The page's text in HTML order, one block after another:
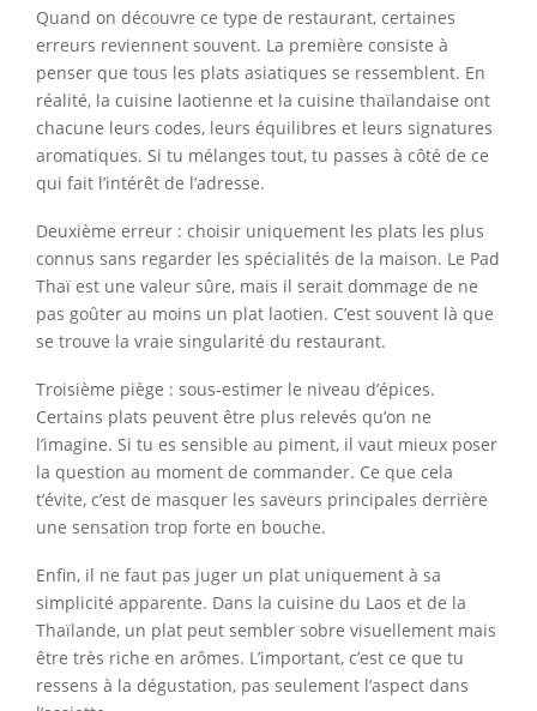
Quand on découvre ce type de restaurant, certaines
erreurs reviennent souvent. La première consiste à
penser que tous les plats asiatiques se ressemblent. En
réalité, la cuisine laotienne et la cuisine thaïlandaise ont
chacune leurs codes, leurs équilibres et leurs signatures
aromatiques. Si tu mélanges tout, tu passes à côté de ce
qui fait l’intérêt de l’adresse.
Deuxième erreur : choisir uniquement les plats les plus
connus sans regarder les spécialités de la maison. Le Pad
Thaï est une valeur sûre, mais il serait dommage de ne
pas goûter au moins un plat laotien. C’est souvent là que
se trouve la vraie singularité du restaurant.
Troisième piège : sous-estimer le niveau d’épices.
Certains plats peuvent être plus relevés qu’on ne
l’imagine. Si tu es sensible au piment, il vaut mieux poser
la question au moment de commander. Ce que cela
t’évite, c’est de masquer les saveurs principales derrière
une sensation trop forte en bouche.
Enfin, il ne faut pas juger un plat uniquement à sa
simplicité apparente. Dans la cuisine du Laos et de la
Thaïlande, un plat peut sembler sobre visuellement mais
être très riche en arômes. L’important, c’est ce que tu
ressens à la dégustation, pas seulement l’aspect dans